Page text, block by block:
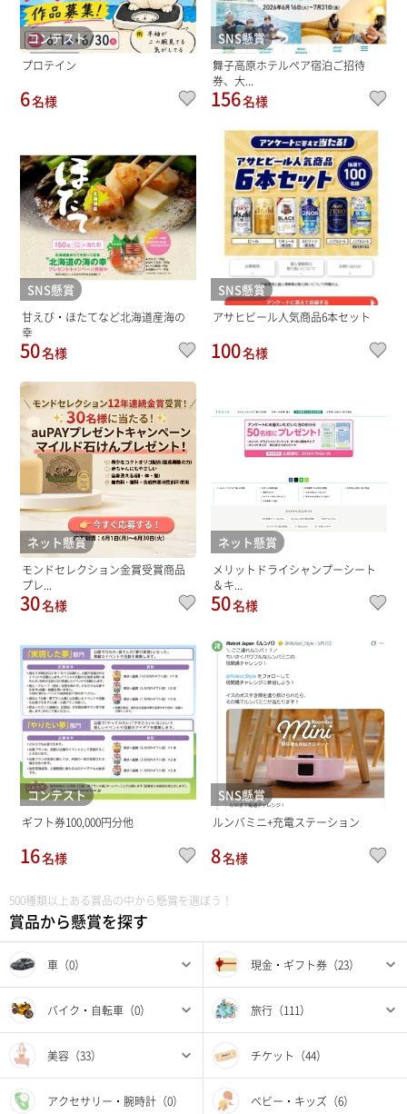
500種類以上ある賞品の中から懸賞を選ぼう！
賞品から懸賞を探す
車（0） 現金・ギフト券（23）
バイク・自転車（0） 旅行（111）
美容（33） チケット（44）
アクセサリー・腕時計（0） ベビー・キッズ（6）
コンテスト
プロテイン
6名様
SNS懸賞
舞子高原ホテルペア宿泊ご招待
券、大...
156名様
SNS懸賞
甘えび・ほたてなど北海道産海の
幸
50名様
SNS懸賞
アサヒビール人気商品6本セット
100名様
ネット懸賞
モンドセレクション金賞受賞商品
プレ...
30名様
ネット懸賞
メリットドライシャンプーシート
＆キ...
50名様
コンテスト
ギフト券100,000円分他
16名様
SNS懸賞
ルンバミニ+充電ステーション
8名様